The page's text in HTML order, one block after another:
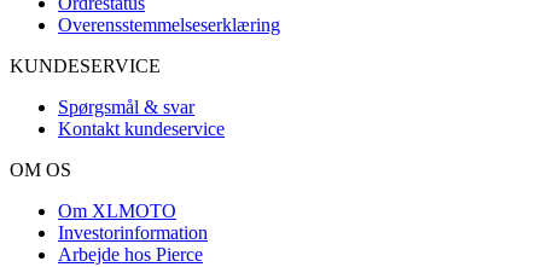
Overensstemmelseserklæring
KUNDESERVICE
Spørgsmål & svar
Kontakt kundeservice
OM OS
Om XLMOTO
Investorinformation
Arbejde hos Pierce